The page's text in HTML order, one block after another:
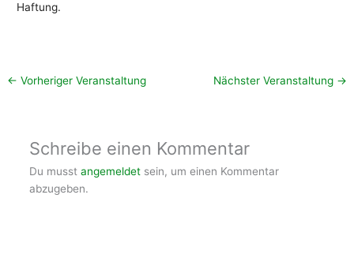
Haftung.
← Vorheriger Veranstaltung Nächster Veranstaltung →
Schreibe einen Kommentar
Du musst angemeldetsein, um einen Kommentar
abzugeben.